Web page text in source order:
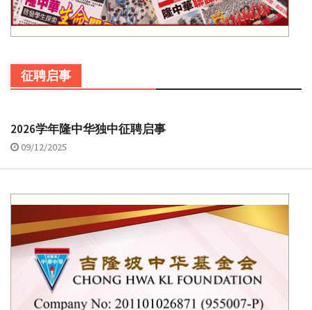
征聘启事
2026学年隆中华独中征聘启事
09/12/2025